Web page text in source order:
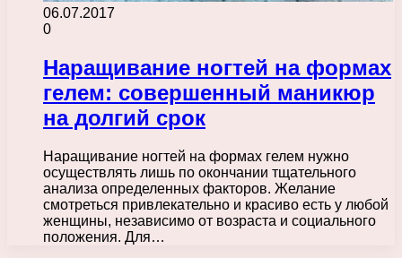
06.07.2017
0
Наращивание ногтей на формах
гелем: совершенный маникюр
на долгий срок
Наращивание ногтей на формах гелем нужно
осуществлять лишь по окончании тщательного
анализа определенных факторов. Желание
смотреться привлекательно и красиво есть у любой
женщины, независимо от возраста и социального
положения. Для…